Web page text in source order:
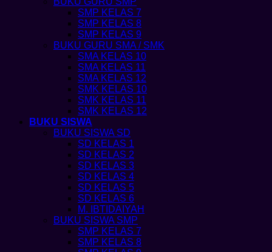
SMP KELAS 7
SMP KELAS 8
SMP KELAS 9
BUKU GURU SMA / SMK
SMA KELAS 10
SMA KELAS 11
SMA KELAS 12
SMK KELAS 10
SMK KELAS 11
SMK KELAS 12
BUKU SISWA
BUKU SISWA SD
SD KELAS 1
SD KELAS 2
SD KELAS 3
SD KELAS 4
SD KELAS 5
SD KELAS 6
M. IBTIDAIYAH
BUKU SISWA SMP
SMP KELAS 7
SMP KELAS 8